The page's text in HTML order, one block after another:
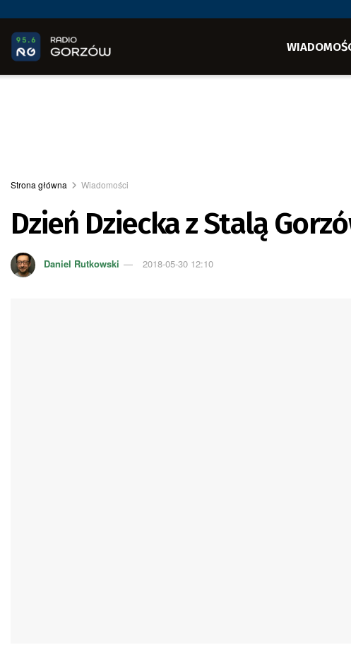
Strona główna Wiadomości
Dzień Dziecka z Stalą
Daniel Rutkowski 2018-05-30 12:10